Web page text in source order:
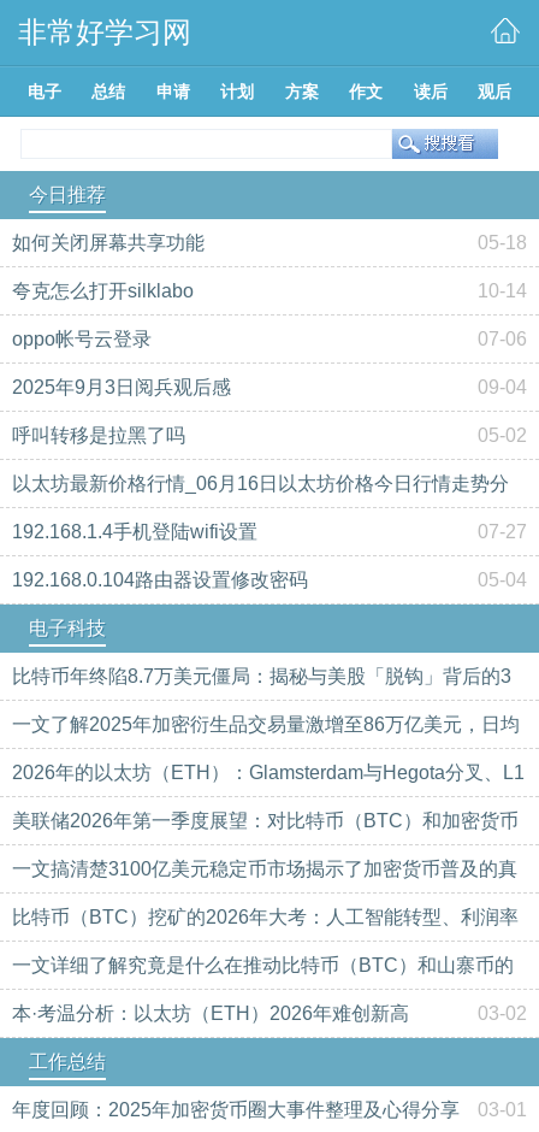
非常好学习网
电子 总结 申请 计划 方案 作文 读后 观后
今日推荐
如何关闭屏幕共享功能 05-18
夸克怎么打开silklabo 10-14
oppo帐号云登录 07-06
2025年9月3日阅兵观后感 09-04
呼叫转移是拉黑了吗 05-02
以太坊最新价格行情_06月16日以太坊价格今日行情走势分
析美元 10-28
192.168.1.4手机登陆wifi设置 07-27
192.168.0.104路由器设置修改密码 05-04
电子科技
比特币年终陷8.7万美元僵局：揭秘与美股「脱钩」背后的3
大阻力与2026佈局新路径 03-02
一文了解2025年加密衍生品交易量激增至86万亿美元，日均
达2650亿美元 03-02
2026年的以太坊（ETH）：Glamsterdam与Hegota分叉、L1
扩容等 03-02
美联储2026年第一季度展望：对比特币（BTC）和加密货币
市场的潜在影响 03-02
一文搞清楚3100亿美元稳定币市场揭示了加密货币普及的真
相 03-02
比特币（BTC）挖矿的2026年大考：人工智能转型、利润率
压力与生存之战 03-02
一文详细了解究竟是什么在推动比特币（BTC）和山寨币的
价格？ 03-02
本·考温分析：以太坊（ETH）2026年难创新高 03-02
工作总结
年度回顾：2025年加密货币圈大事件整理及心得分享 03-01